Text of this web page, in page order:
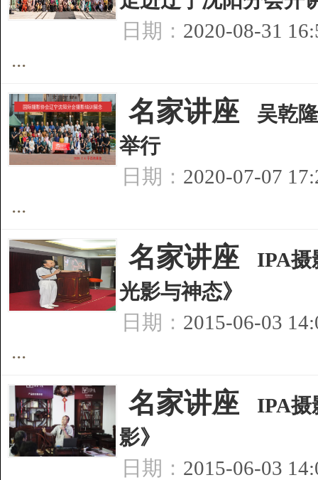
日期： 2020-08-31
...
名家讲座
吴乾
举行
日期： 2020-07-07
...
名家讲座
IPA摄
光影与神态》
日期： 2015-06-03
...
名家讲座
IPA摄
影》
日期： 2015-06-03